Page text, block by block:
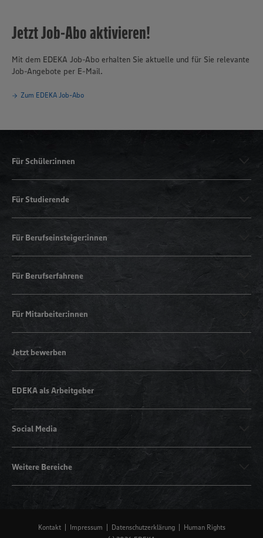
Jetzt Job-Abo aktivieren!
Mit dem EDEKA Job-Abo erhalten Sie aktuelle und für Sie relevante
Job-Angebote per E-Mail.
Zum EDEKA Job-Abo
Für Schüler:innen
Für Studierende
Für Berufseinsteiger:innen
Für Berufserfahrene
Für Mitarbeiter:innen
Jetzt bewerben
EDEKA als Arbeitgeber
Social Media
Weitere Bereiche
Kontakt Impressum Datenschutzerklärung
Human Rights